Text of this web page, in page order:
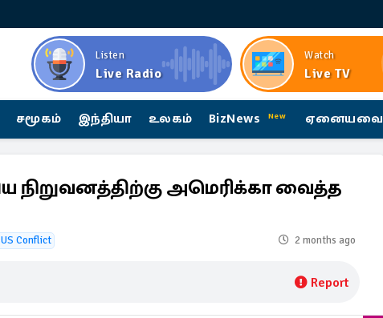
Listen
Live Radio
Watch
Live TV
சமூகம் இந்தியா உலகம் BizNews New ஏனையவை
நிறுவனத்திற்கு அமெரிக்கா வைத்த
Conflict 2 months ago
Report